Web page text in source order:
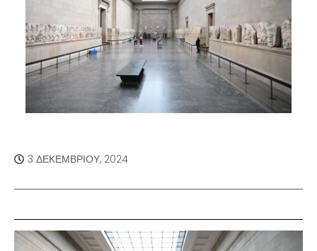
3 ΔΕΚΕΜΒΡΊΟΥ, 2024